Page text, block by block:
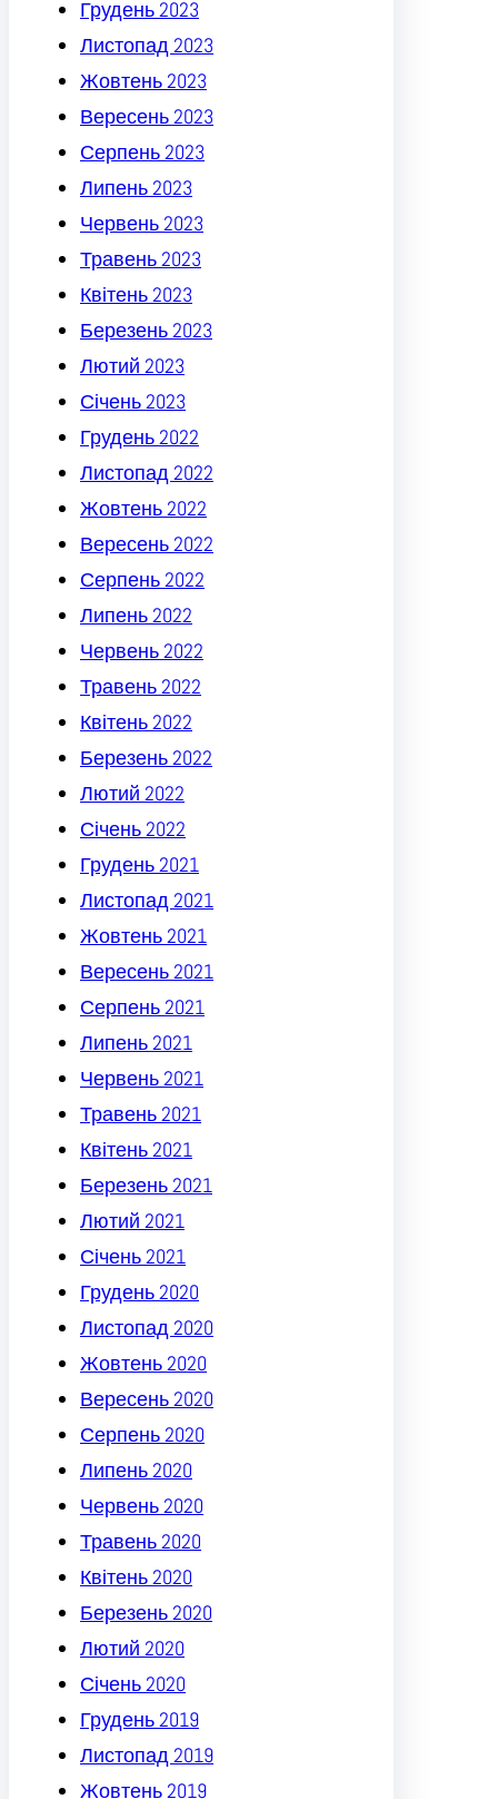
Грудень 2023
Листопад 2023
Жовтень 2023
Вересень 2023
Серпень 2023
Липень 2023
Червень 2023
Травень 2023
Квітень 2023
Березень 2023
Лютий 2023
Січень 2023
Грудень 2022
Листопад 2022
Жовтень 2022
Вересень 2022
Серпень 2022
Липень 2022
Червень 2022
Травень 2022
Квітень 2022
Березень 2022
Лютий 2022
Січень 2022
Грудень 2021
Листопад 2021
Жовтень 2021
Вересень 2021
Серпень 2021
Липень 2021
Червень 2021
Травень 2021
Квітень 2021
Березень 2021
Лютий 2021
Січень 2021
Грудень 2020
Листопад 2020
Жовтень 2020
Вересень 2020
Серпень 2020
Липень 2020
Червень 2020
Травень 2020
Квітень 2020
Березень 2020
Лютий 2020
Січень 2020
Грудень 2019
Листопад 2019
Жовтень 2019